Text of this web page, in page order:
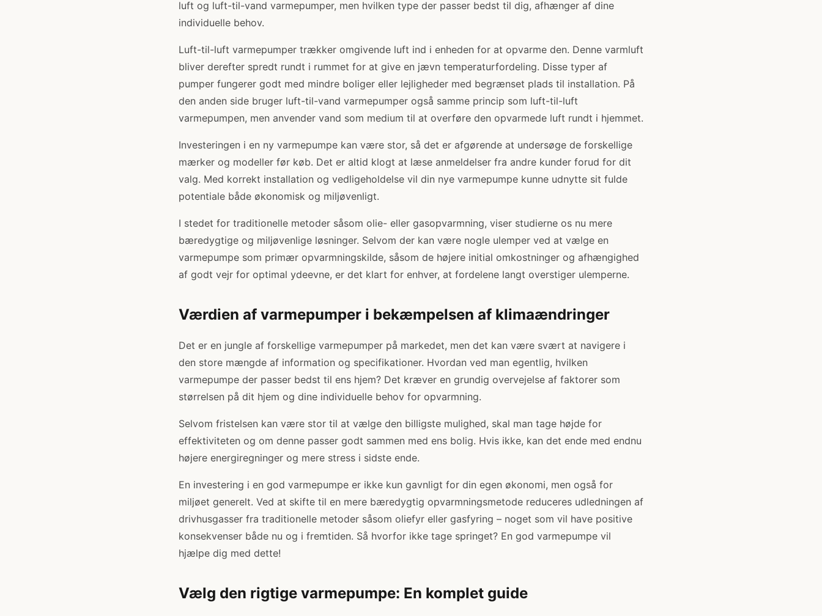
luft og luft-til-vand varmepumper, men hvilken type der passer bedst til dig, afhænger af dine
individuelle behov.
Luft-til-luft varmepumper trækker omgivende luft ind i enheden for at opvarme den. Denne varmluft
bliver derefter spredt rundt i rummet for at give en jævn temperaturfordeling. Disse typer af
pumper fungerer godt med mindre boliger eller lejligheder med begrænset plads til installation. På
den anden side bruger luft-til-vand varmepumper også samme princip som luft-til-luft
varmepumpen, men anvender vand som medium til at overføre den opvarmede luft rundt i hjemmet.
Investeringen i en ny varmepumpe kan være stor, så det er afgørende at undersøge de forskellige
mærker og modeller før køb. Det er altid klogt at læse anmeldelser fra andre kunder forud for dit
valg. Med korrekt installation og vedligeholdelse vil din nye varmepumpe kunne udnytte sit fulde
potentiale både økonomisk og miljøvenligt.
I stedet for traditionelle metoder såsom olie- eller gasopvarmning, viser studierne os nu mere
bæredygtige og miljøvenlige løsninger. Selvom der kan være nogle ulemper ved at vælge en
varmepumpe som primær opvarmningskilde, såsom de højere initial omkostninger og afhængighed
af godt vejr for optimal ydeevne, er det klart for enhver, at fordelene langt overstiger ulemperne.
Værdien af varmepumper i bekæmpelsen af klimaændringer
Det er en jungle af forskellige varmepumper på markedet, men det kan være svært at navigere i
den store mængde af information og specifikationer. Hvordan ved man egentlig, hvilken
varmepumpe der passer bedst til ens hjem? Det kræver en grundig overvejelse af faktorer som
størrelsen på dit hjem og dine individuelle behov for opvarmning.
Selvom fristelsen kan være stor til at vælge den billigste mulighed, skal man tage højde for
effektiviteten og om denne passer godt sammen med ens bolig. Hvis ikke, kan det ende med endnu
højere energiregninger og mere stress i sidste ende.
En investering i en god varmepumpe er ikke kun gavnligt for din egen økonomi, men også for
miljøet generelt. Ved at skifte til en mere bæredygtig opvarmningsmetode reduceres udledningen af
drivhusgasser fra traditionelle metoder såsom oliefyr eller gasfyring – noget som vil have positive
konsekvenser både nu og i fremtiden. Så hvorfor ikke tage springet? En god varmepumpe vil
hjælpe dig med dette!
Vælg den rigtige varmepumpe: En komplet guide